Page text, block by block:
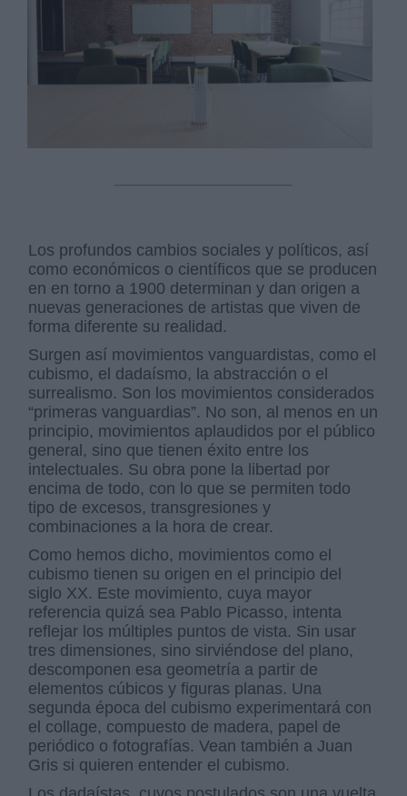
Los profundos cambios sociales y políticos, así
como económicos o científicos que se producen
en en torno a 1900 determinan y dan origen a
nuevas generaciones de artistas que viven de
forma diferente su realidad.
Surgen así movimientos vanguardistas, como el
cubismo, el dadaísmo, la abstracción o el
surrealismo. Son los movimientos considerados
“primeras vanguardias”. No son, al menos en un
principio, movimientos aplaudidos por el público
general, sino que tienen éxito entre los
intelectuales. Su obra pone la libertad por
encima de todo, con lo que se permiten todo
tipo de excesos, transgresiones y
combinaciones a la hora de crear.
Como hemos dicho, movimientos como el
cubismo tienen su origen en el principio del
siglo XX. Este movimiento, cuya mayor
referencia quizá sea Pablo Picasso, intenta
reflejar los múltiples puntos de vista. Sin usar
tres dimensiones, sino sirviéndose del plano,
descomponen esa geometría a partir de
elementos cúbicos y figuras planas. Una
segunda época del cubismo experimentará con
el collage, compuesto de madera, papel de
periódico o fotografías. Vean también a Juan
Gris si quieren entender el cubismo.